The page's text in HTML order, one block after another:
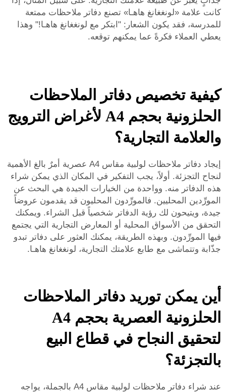
كانت علامة «لونغغانغ هاهـا» تصنع دفاتر ملاحظات ممتعة
للمدرسة، فقد يكون الشعار: "ابتكر مع لونغغانغ هاهـا!" وهذا
يعطي العملاء فكرةً عما يمكنهم توقعه.
كيفية تخصيص دفاتر الملاحظات
الحلزونية بحجم A4 لأغراض الترويج
والعلامة التجارية؟
إيجاد دفاتر ملاحظات لولبية مقاس A4 عصرية أمرٌ بالغ الأهمية
لنجاح التجزئة. أولاً، يجب التفكير في المكان الذي يمكن شراء
هذه الدفاتر منه. وواحدة من الخيارات الجيدة هي البحث عن
المورِّدين المحليين. فالمورِّدون المحليون قد يقدمون عروضاً
جيدة، ويتيحون لك رؤية الدفاتر شخصياً قبل الشراء. ويمكنك
التحقق من الأسواق المحلية أو المعارض التجارية التي يجتمع
فيها المورِّدون. وبهذه الطريقة، يمكنك العثور على دفاتر تبدو
جذّابة وتتماشى مع طابع علامتك التجارية، لونغغانغ هاهـا.
أين يمكن توريد دفاتر الملاحظات
الحلزونية العصرية بحجم A4
لتحقيق النجاح في قطاع البيع
بالتجزئة؟
عند شراء دفاتر ملاحظات لولبية مقاس A4 بالجملة، يواجه